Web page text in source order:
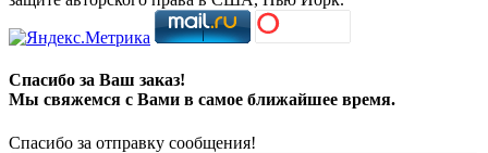
Спасибо за Ваш заказ!
Мы свяжемся с Вами в самое ближайшее время.
Спасибо за отправку сообщения!